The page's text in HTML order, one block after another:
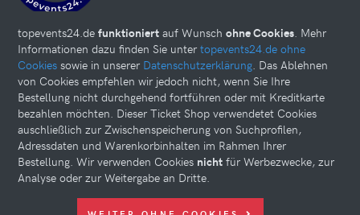
Diese Website kann Cookies verwenden. Bitte nehmen Sie weiter
topevents24.de funktioniert auf Wunsch ohne Cookies. Mehr
Informationen dazu finden Sie unter topevents24.de ohne
Cookies sowie in unserer Datenschutzerklärung. Das Ablehnen
von Cookies empfehlen wir jedoch nicht, wenn Sie Ihre
Bestellung nicht durchgehend fortführen oder mit Kreditkarte
bezahlen möchten. Dieser Ticket Shop verwendetet Cookies
auschließlich zur Zwischenspeicherung von Suchprofilen,
Adressdaten und Warenkorbinhalten im Rahmen Ihrer
Bestellung. Wir verwenden Cookies nicht für Werbezwecke, zur
Analyse oder zur Weitergabe an Dritte.